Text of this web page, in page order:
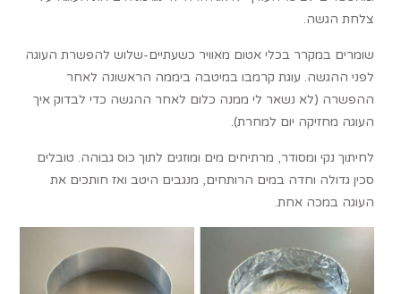
צלחת הגשה.
שומרים במקרר בכלי אטום מאוויר כשעתיים-שלוש להפשרת העוגה
לפני ההגשה. עוגת קרמבו במיטבה ביממה הראשונה לאחר
ההפשרה (לא נשאר לי ממנה כלום לאחר ההגשה כדי לבדוק איך
העוגה מחזיקה יום למחרת).
לחיתוך נקי ומסודר, מרתיחים מים ומוזגים לתוך כוס גבוהה. טובלים
סכין גדולה וחדה במים הרותחים, מנגבים היטב ואז חותכים את
העוגה במכה אחת.